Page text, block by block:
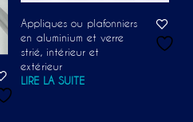
Appliques ou plafonniers
en aluminium et verre
strié, intérieur et
extérieur
LIRE LA SUITE